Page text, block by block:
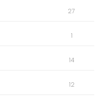
27
1
14
12